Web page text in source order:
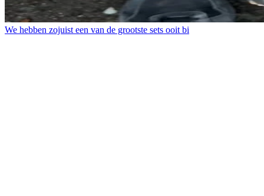
We hebben zojuist een van de grootste sets ooit bi